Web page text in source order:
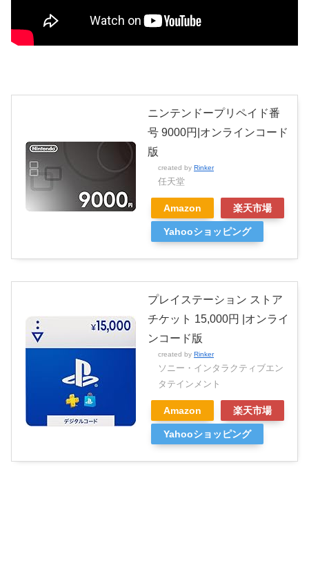
ニンテンドープリペイド番
号 9000円|オンラインコード
版
created by Rinker
任天堂
Amazon 楽天市場
Yahooショッピング
プレイステーション ストア
チケット 15,000円 |オンライ
ンコード版
created by Rinker
ソニー・インタラクティブエン
タテインメント
Amazon 楽天市場
Yahooショッピング